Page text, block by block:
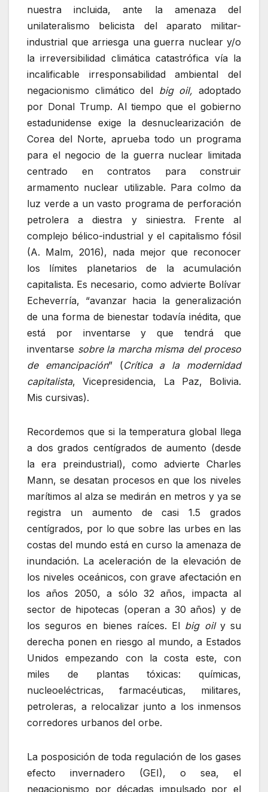
nuestra incluida, ante la amenaza del
unilateralismo belicista del aparato militar-
industrial que arriesga una guerra nuclear y/o
la irreversibilidad climática catastrófica vía la
incalificable irresponsabilidad ambiental del
negacionismo climático del big oil, adoptado
por Donal Trump. Al tiempo que el gobierno
estadunidense exige la desnuclearización de
Corea del Norte, aprueba todo un programa
para el negocio de la guerra nuclear limitada
centrado en contratos para construir
armamento nuclear utilizable. Para colmo da
luz verde a un vasto programa de perforación
petrolera a diestra y siniestra. Frente al
complejo bélico-industrial y el capitalismo fósil
(A. Malm, 2016), nada mejor que reconocer
los límites planetarios de la acumulación
capitalista. Es necesario, como advierte Bolívar
Echeverría, “avanzar hacia la generalización
de una forma de bienestar todavía inédita, que
está por inventarse y que tendrá que
inventarse sobre la marcha misma del proceso
de emancipación” (Crítica a la modernidad
capitalista, Vicepresidencia, La Paz, Bolivia.
Mis cursivas).
Recordemos que si la temperatura global llega
a dos grados centígrados de aumento (desde
la era preindustrial), como advierte Charles
Mann, se desatan procesos en que los niveles
marítimos al alza se medirán en metros y ya se
registra un aumento de casi 1.5 grados
centígrados, por lo que sobre las urbes en las
costas del mundo está en curso la amenaza de
inundación. La aceleración de la elevación de
los niveles oceánicos, con grave afectación en
los años 2050, a sólo 32 años, impacta al
sector de hipotecas (operan a 30 años) y de
los seguros en bienes raíces. El big oily su
derecha ponen en riesgo al mundo, a Estados
Unidos empezando con la costa este, con
miles de plantas tóxicas: químicas,
nucleoeléctricas, farmacéuticas, militares,
petroleras, a relocalizar junto a los inmensos
corredores urbanos del orbe.
La posposición de toda regulación de los gases
efecto invernadero (GEI), o sea, el
negacionismo por décadas impulsado por el